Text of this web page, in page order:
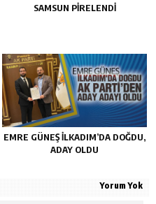
SAMSUN PIRELENDI
EMRE GÜNEŞ İLKADIM’DA DOĞDU,
ADAY OLDU
Yorum Yok